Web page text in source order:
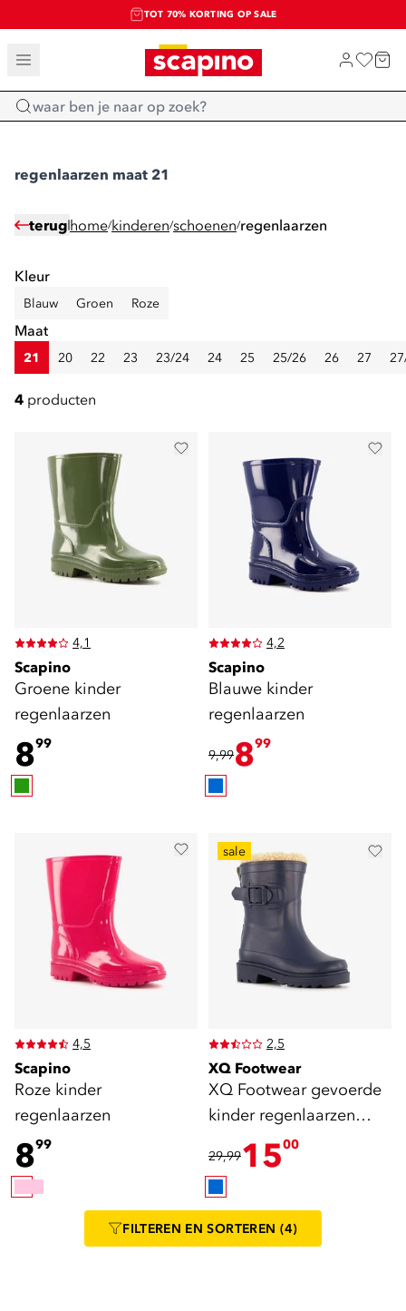
TOT 70% KORTING OP SALE
SALE: LAATSTE KANS!
SHOP NIEUW
Home
regenlaarzen maat 21
terug home/kinderen/schoenen/regenlaarzen
Kleur
Blauw Groen Roze
Maat
21 20 22 23 23/24 24 25 25/26 26 27
4 producten
4,1
Scapino
Groene kinder
regenlaarzen
899
4,2
Scapino
Blauwe kinder
regenlaarzen
9,99899
4,5
Scapino
Roze kinder
regenlaarzen
899
sale
2,5
XQ Footwear
XQ Footwear gevoerde
kinder regenlaarzen
blauw
29,991500
FILTEREN EN SORTEREN (4)